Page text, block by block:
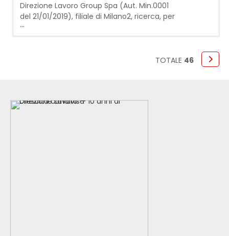
Direzione Lavoro Group Spa (Aut. Min.0001
del 21/01/2019), filiale di Milano2, ricerca, per
azienda operante nel settore della Grande
Distribuzione: 2 SCAFFALISTI PART TIME La
attività: - rifornimento scaffali; - controllo
...
TOTALE 46